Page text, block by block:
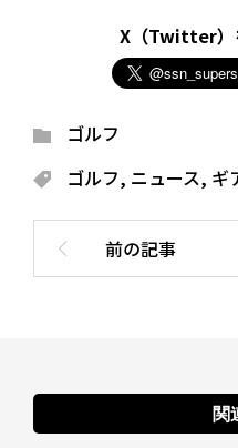
X（Twitter）
ゴルフ
ゴルフ, ニュース, ギ
関